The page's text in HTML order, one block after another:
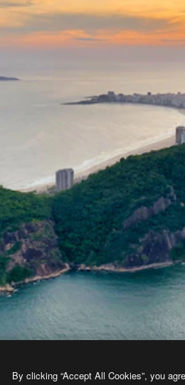
By clicking “Accept All Cookies”, you